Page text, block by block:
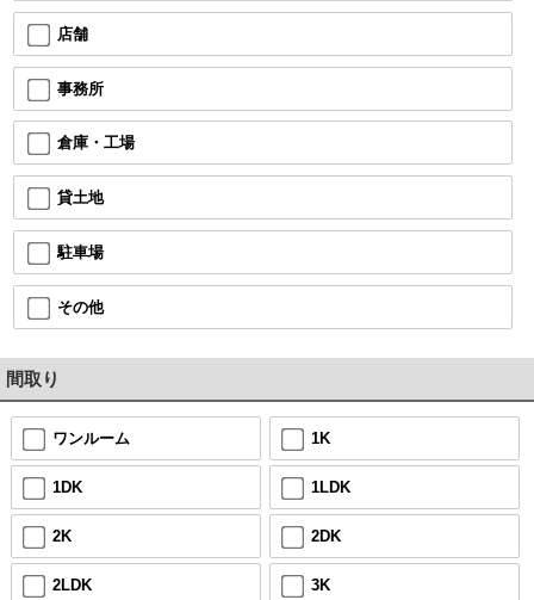
店舗
事務所
倉庫・工場
貸土地
駐車場
その他
間取り
ワンルーム 1K
1DK 1LDK
2K 2DK
2LDK 3K